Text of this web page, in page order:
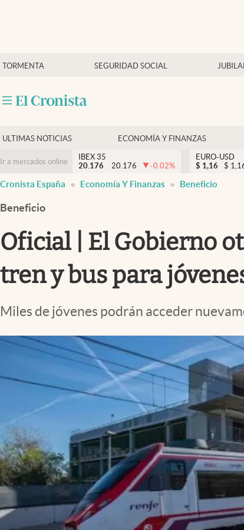
TORMENTA SEGURIDAD SOCIAL
Economía y finanzas
Criptomonedas
ULTIMAS NOTICIAS ECONOMÍA Y FINANZAS
Ir a mercados online
IBEX 35
20.176
20.176 -0.02%
EURO-USD
$ 1,16 $
Cronista España Economía Y Finanzas Beneficio
Beneficio
Oficial | El Gobierno
tren y bus para
Miles de jóvenes podrán acceder